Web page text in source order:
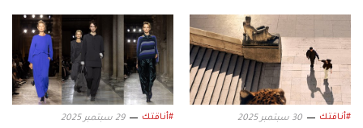
#أناقتك 30 سبتمبر 2025 #أناقتك 29 سبتمبر 2025